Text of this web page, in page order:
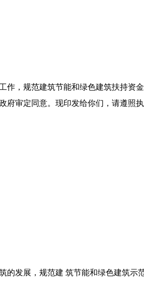
作，规范建筑节能和绿色建筑扶持资
府审定同意。现印发给你们，请遵照执
的发展，规范建 筑节能和绿色建筑